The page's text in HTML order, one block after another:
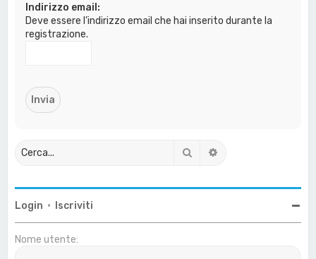
Indirizzo email:
Deve essere l’indirizzo email che hai inserito durante la
registrazione.
Cerca
Login • Iscriviti
Nome utente: